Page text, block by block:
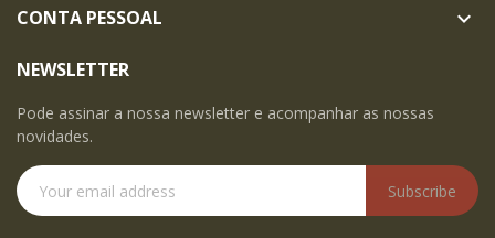
CONTA PESSOAL 
NEWSLETTER
Pode assinar a nossa newsletter e acompanhar as nossas
novidades.
Subscribe